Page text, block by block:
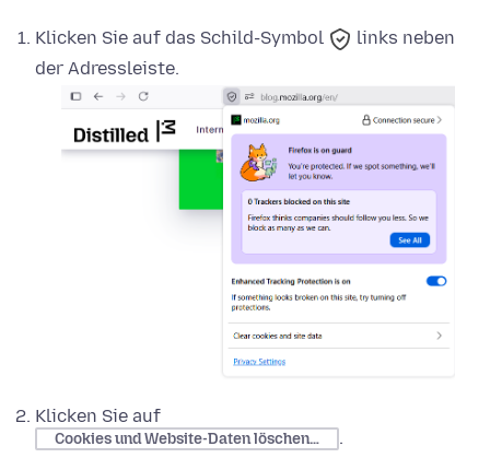
Klicken Sie auf das Schild-Symbol
links neben
der Adressleiste.
Klicken Sie auf
Cookies und Website-Daten löschen… .